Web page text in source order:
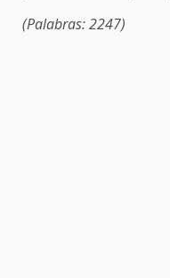
(Palabras: 2247)